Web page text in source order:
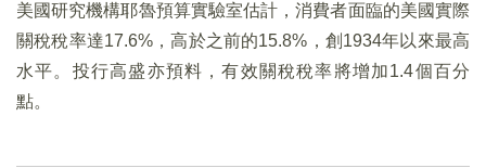
美國研究機構耶魯預算實驗室估計，消費者面臨的美國實際
關稅稅率達17.6%，高於之前的15.8%，創1934年以來最高
水平。投行高盛亦預料，有效關稅稅率將增加1.4個百分
點。